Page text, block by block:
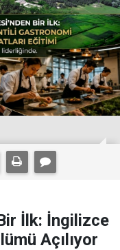
İlk: İngilizce
Açılıyor